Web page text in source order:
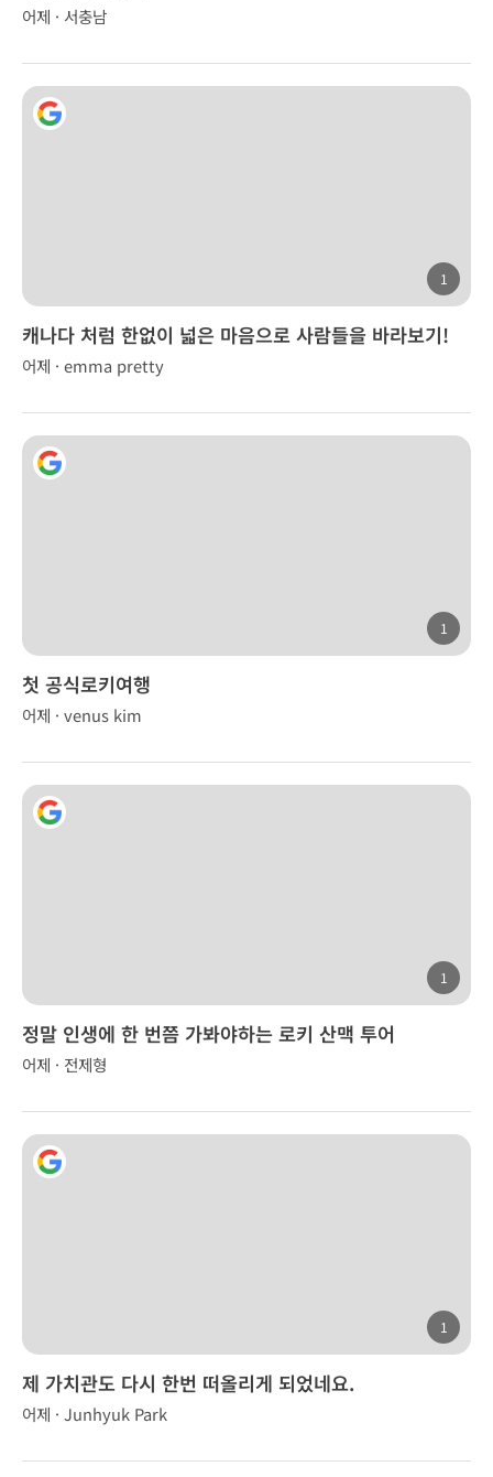
어제 · 서충남
1
캐나다 처럼 한없이 넓은 마음으로 사람들을 바라보기!
어제 · emma pretty
1
첫 공식로키여행
어제 · venus kim
1
정말 인생에 한 번쯤 가봐야하는 로키 산맥 투어
어제 · 전제형
1
제 가치관도 다시 한번 떠올리게 되었네요.
어제 · Junhyuk Park